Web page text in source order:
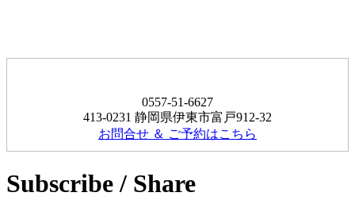
0557-51-6627
413-0231 静岡県伊東市富戸912-32
お問合せ ＆ ご予約はこちら
Subscribe / Share